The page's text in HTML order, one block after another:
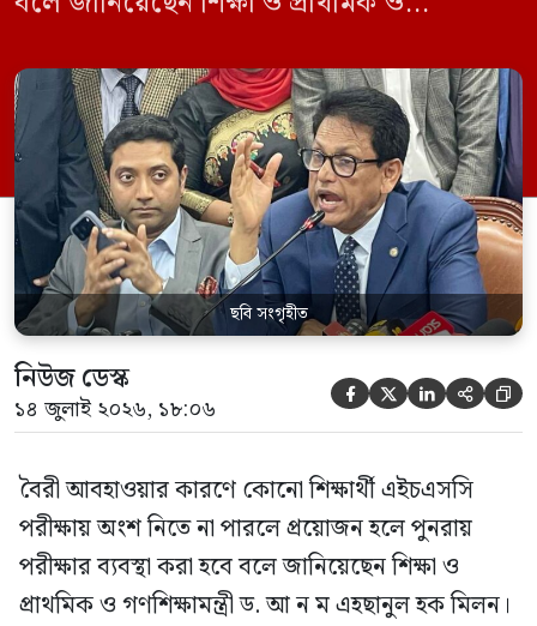
তিনি শিক্ষার্থীদের আন্দোলন না করে পড়াশোনায়
মনোযোগ দেওয়ার আহ্বান জানিয়ে বলেন,
সরকার পরিস্থিতি নিবিড়ভাবে পর্যবেক্ষণ করছে
এবং পরীক্ষার্থীদের স্বার্থ রক্ষায় প্রয়োজনীয় সব
পদক্ষেপ […]
ছবি সংগৃহীত
নিউজ ডেস্ক
১৪ জুলাই ২০২৬, ১৮:০৬     
বৈরী আবহাওয়ার কারণে কোনো শিক্ষার্থী এইচএসসি
পরীক্ষায় অংশ নিতে না পারলে প্রয়োজন হলে পুনরায়
পরীক্ষার ব্যবস্থা করা হবে বলে জানিয়েছেন শিক্ষা ও
প্রাথমিক ও গণশিক্ষামন্ত্রী ড. আ ন ম এহছানুল হক মিলন।